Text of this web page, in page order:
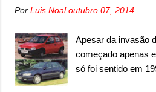
sobrecarga do
causar a perda de
atualização do
do motor 1.0 12v
a Fiat Strada
avanços
nunca conseguiu
Por Luis Noal outubro 07, 2014
Apesar da invasão
começado apenas
só foi sentido em